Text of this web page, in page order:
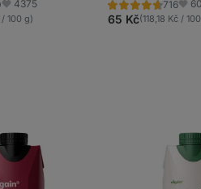
Oblíbené
4375
/ 100 g)
716
Hodnocení
4.7/5,
716
65 Kč(118,18 Kč /